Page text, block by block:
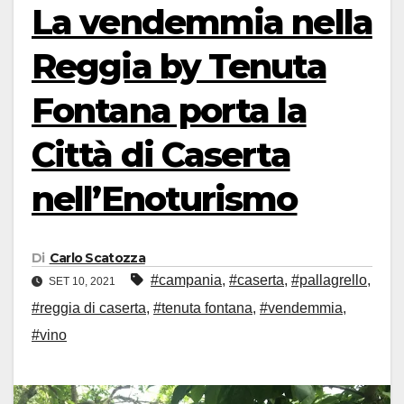
La vendemmia nella
Reggia by Tenuta
Fontana porta la
Città di Caserta
nell’Enoturismo
Di Carlo Scatozza
SET 10, 2021 #campania, #caserta, #pallagrello,
#reggia di caserta, #tenuta fontana, #vendemmia,
#vino